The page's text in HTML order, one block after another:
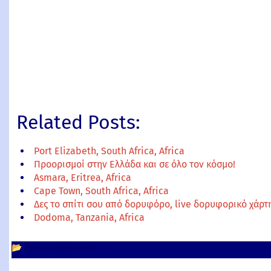
Related Posts:
Port Elizabeth, South Africa, Africa
Προορισμοί στην Ελλάδα και σε όλο τον κόσμο!
Asmara, Eritrea, Africa
Cape Town, South Africa, Africa
Δες το σπίτι σου από δορυφόρο, live δορυφορικό
Dodoma, Tanzania, Africa
📂